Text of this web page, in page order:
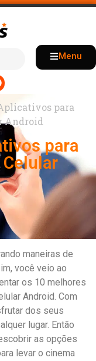
Menu
para
Android
para
maneiras de
você veio ao
os 10 melhores
Android. Com
dos seus
lugar. Então
as opções
levar o cinema